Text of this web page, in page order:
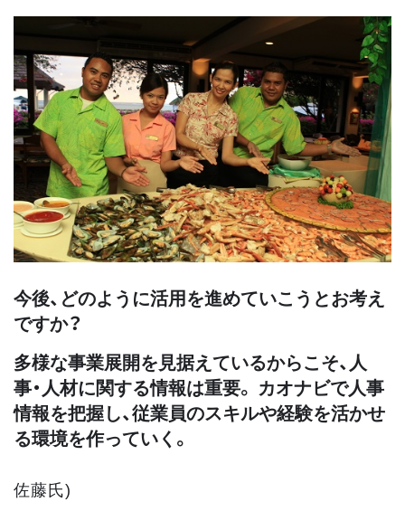
今後、どのように活用を進めていこうとお考え
ですか？
多様な事業展開を見据えているからこそ、人
事・人材に関する情報は重要。 カオナビで人事
情報を把握し、従業員のスキルや経験を活かせ
る環境を作っていく。
佐藤氏)